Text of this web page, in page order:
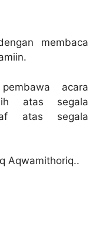
membaca
acara
atas segala
atas segala
Aqwamithoriq..